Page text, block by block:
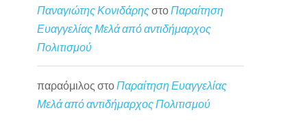
Παναγιώτης ΚονιδάρηςστοΠαραίτηση
Ευαγγελίας Μελά από αντιδήμαρχος
Πολιτισμού
παραόμιλος στο Παραίτηση Ευαγγελίας
Μελά από αντιδήμαρχος Πολιτισμού